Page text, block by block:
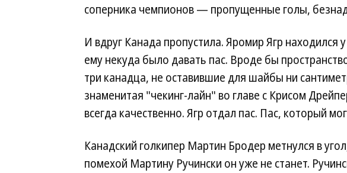
соперника чемпионов — пропущенные голы,
И вдруг Канада пропустила. Яромир Ягр находился
ему некуда было давать пас. Вроде бы
три канадца, не оставившие для шайбы ни
знаменитая "чекинг-лайн" во главе с Крисом
всегда качественно. Ягр отдал пас. Пас, который
Канадский голкипер Мартин Бродер метнулся в
помехой Мартину Ручински он уже не станет.